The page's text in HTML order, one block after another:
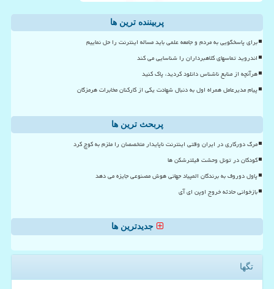
پربیننده ترین ها
برای پاسخگویی به مردم و جامعه علمی باید مساله اینترنت را حل نماییم
اندروید تماسهای کلاهبرداران را شناسایی می کند
هرآنچه از منابع ناشناس دانلود کردید، پاک کنید
پیام مدیرعامل همراه اول به دنبال شهادت یکی از کارکنان مخابرات هرمزگان
پربحث ترین ها
مرگ دورکاری در ایران وقتی اینترنت ناپایدار متخصصان را ملزم به کوچ کرد
کودکان در تونل وحشت فیلترشکن ها
پاول دوروف به برندگان المپیاد جهانی هوش مصنوعی جایزه می دهد
بازخوانی حادثه خروج اوپن ای آی
جدیدترین ها
تگها